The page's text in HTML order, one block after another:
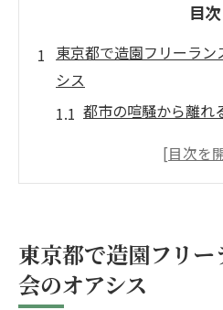
目次
東京都で造園フリーラ
シス
都市の喧騒から離れ
都会における緑の新
都市空間での自然
造園で実現する都会の中
東京都で造園フリ
会のオアシス